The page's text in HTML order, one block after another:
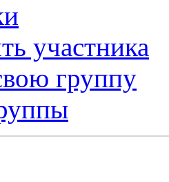
участника
группу